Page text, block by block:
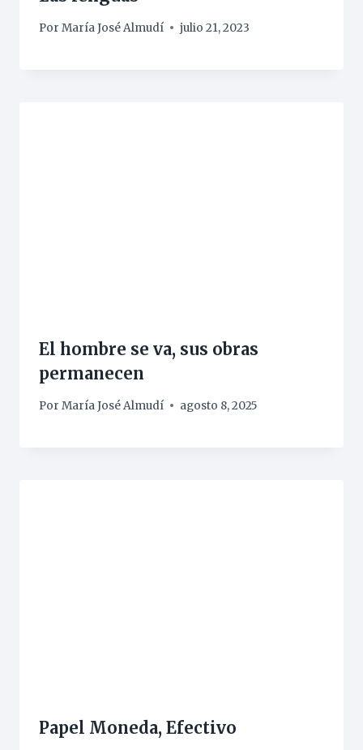
Por María José Almudí julio 21, 2023
El hombre se va, sus obras
permanecen
Por María José Almudí agosto 8, 2025
Papel Moneda, Efectivo